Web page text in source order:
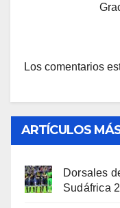
Los comentarios
ARTÍCULOS
Dorsales
Sudáfrica